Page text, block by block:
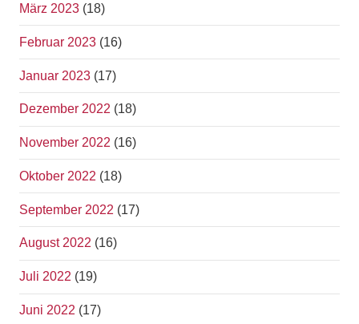
März 2023 (18)
Februar 2023 (16)
Januar 2023 (17)
Dezember 2022 (18)
November 2022 (16)
Oktober 2022 (18)
September 2022 (17)
August 2022 (16)
Juli 2022 (19)
Juni 2022 (17)